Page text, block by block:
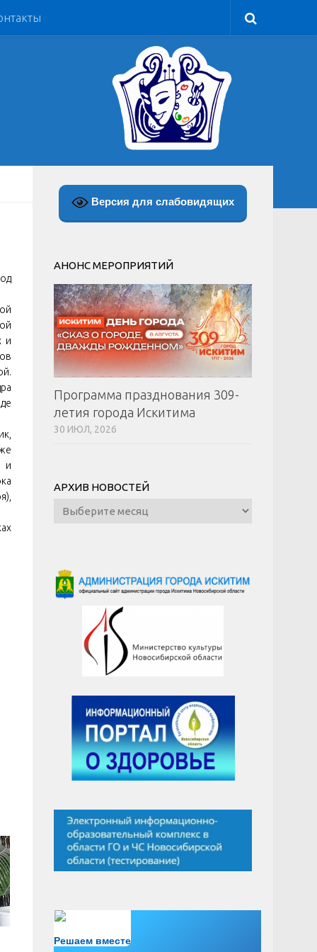
и
и
Версия для слабовидящих
АНОНС МЕРОПРИЯТИЙ
Программа празднования 309-
летия города Искитима
30 ИЮЛ, 2026
АРХИВ НОВОСТЕЙ
Архив
новостей
Решаем вместе